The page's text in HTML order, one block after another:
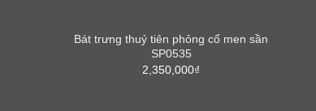
Bát trưng thuỷ tiên phỏng cổ men sần
SP0535
2,350,000₫